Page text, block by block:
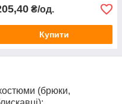
₴/од.
Купити
(брюки,